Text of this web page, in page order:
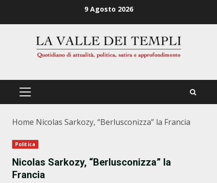
9 Agosto 2026
PRIMÄRES
Home Nicolas Sarkozy, “Berlusconizza” la Francia
Politica
Nicolas Sarkozy, “Berlusconizza” la
Francia